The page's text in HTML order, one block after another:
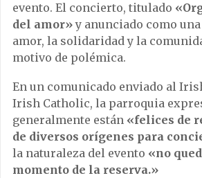
evento. El concierto, titulado
del amor»y anunciado como
amor, la solidaridad y la
motivo de polémica.
En un comunicado enviado al
Irish Catholic, la parroquia
generalmente están «felices de
de diversos orígenes para
la naturaleza del evento «no
momento de la reserva.»